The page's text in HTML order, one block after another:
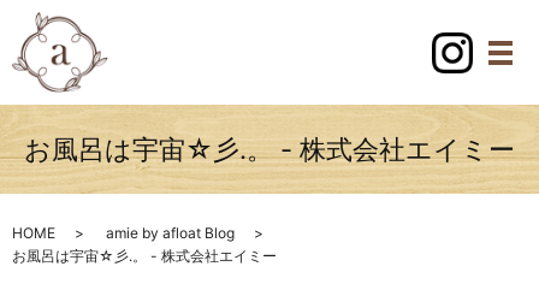
お風呂は宇宙☆彡.。 - 株式会社エイミー
HOME
amie by afloat Blog
お風呂は宇宙☆彡.。 - 株式会社エイミー